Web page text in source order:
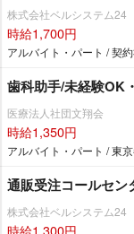
株式会社ベルシステム24
時給1,700円
アルバイト・パート / 契
歯科助手/未経験OK
医療法人社団文翔会
時給1,350円
アルバイト・パート / 東
通販受注コールセン
株式会社ベルシステム24
時給1,300円